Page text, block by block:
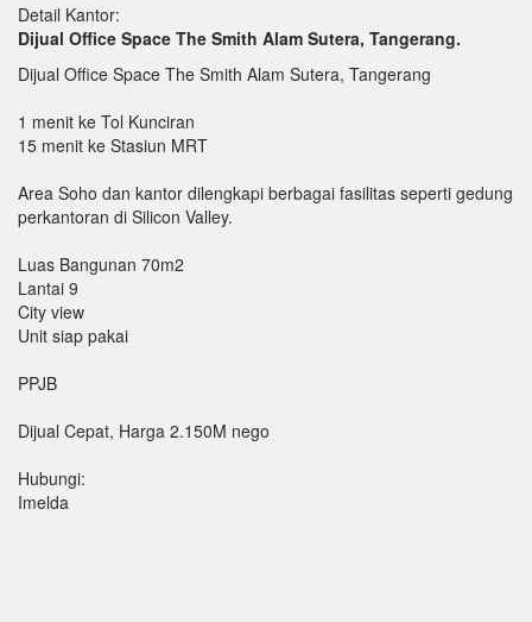
Detail Kantor:
Dijual Office Space The Smith Alam Sutera, Tangerang.
Dijual Office Space The Smith Alam Sutera, Tangerang
1 menit ke Tol Kunciran
15 menit ke Stasiun MRT
Area Soho dan kantor dilengkapi berbagai fasilitas seperti gedung
perkantoran di Silicon Valley.
Luas Bangunan 70m2
Lantai 9
City view
Unit siap pakai
PPJB
Dijual Cepat, Harga 2.150M nego
Hubungi:
Imelda